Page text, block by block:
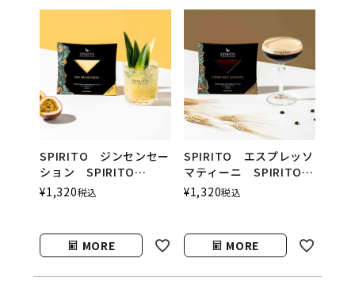
SPIRITO ジンセンセー
ション SPIRITO
COCKTAILS（スピリッ
トカクテルズ）
¥1,320税込
MORE
SPIRITO エスプレッソ
マティーニ SPIRITO
COCKTAILS（スピリッ
トカクテルズ）
¥1,320税込
MORE